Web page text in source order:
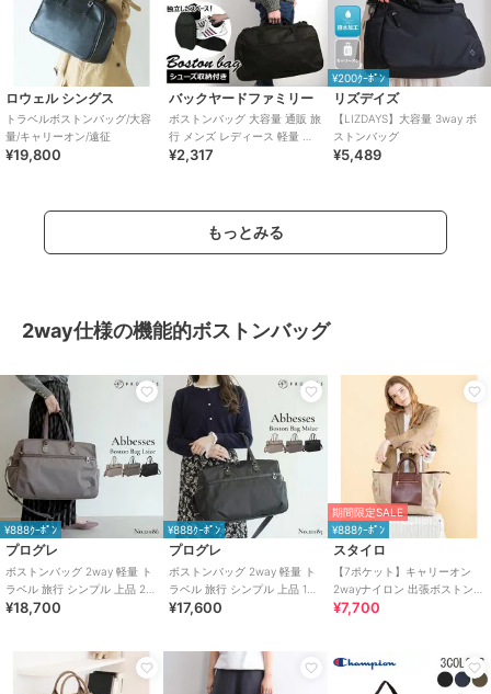
ロウェル シングス
トラベルボストンバッグ/大容
量/キャリーオン/遠征
¥19,800
バックヤードファミリー
ボストンバッグ 大容量 通販 旅
行 メンズ レディース 軽量 修
学旅行 出張 部活 合宿 スポー
¥2,317
¥200ｸｰﾎﾟﾝ
リズデイズ
【LIZDAYS】大容量 3way ボ
ストンバッグ
¥5,489
もっとみる
2way仕様の機能的ボストンバッグ
¥888ｸｰﾎﾟﾝ
プログレ
ボストンバッグ 2way 軽量 ト
ラベル 旅行 シンプル 上品 2泊
アベス 30L 20186
¥18,700
¥888ｸｰﾎﾟﾝ
プログレ
ボストンバッグ 2way 軽量 ト
ラベル 旅行 シンプル 上品 1泊
アベス 23L 20185
¥17,600
期間限定SALE
¥888ｸｰﾎﾟﾝ
スタイロ
【7ポケット】キャリーオン
2wayナイロン 出張ボストンバ
ッグ 大容量
¥7,700